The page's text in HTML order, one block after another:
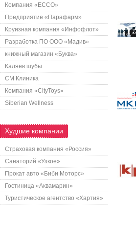
Компания «ECCO»
Предприятие «Парафарм»
Круизная компания «Инфофлот»
Разработка ПО ООО «Мадив»
книжный магазин «Буква»
Каляев шубы
СМ Клиника
Компания «CityToys»
Siberian Wellness
Худшие компании
Страховая компания «Россия»
Санаторий «Узкое»
Прокат авто «Биби Моторс»
Гостиница «Аквамарин»
Туристическое агентство «Хартия»